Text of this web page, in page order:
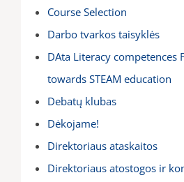
Course Selection
Darbo tvarkos taisyklės
DAta Literacy competences
towards STEAM education
Debatų klubas
Dėkojame!
Direktoriaus ataskaitos
Direktoriaus atostogos ir